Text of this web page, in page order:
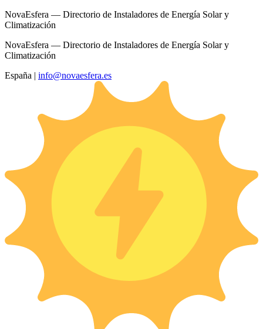
NovaEsfera — Directorio de Instaladores de Energía Solar y
Climatización
NovaEsfera — Directorio de Instaladores de Energía Solar y
Climatización
España | info@novaesfera.es